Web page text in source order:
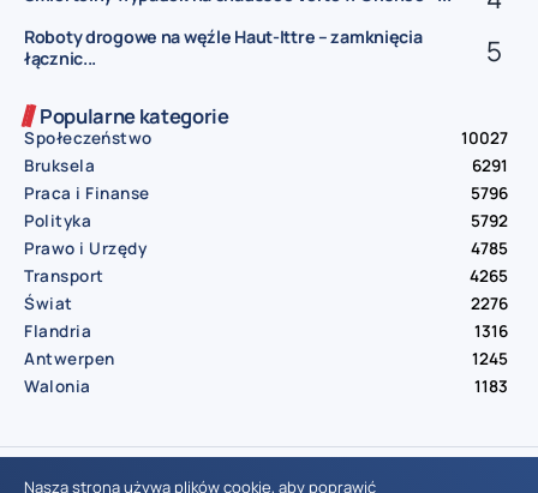
Roboty drogowe na węźle Haut-Ittre – zamknięcia
łącznic...
Popularne kategorie
Społeczeństwo
10027
Bruksela
6291
Praca i Finanse
5796
Polityka
5792
Prawo i Urzędy
4785
Transport
4265
Świat
2276
Flandria
1316
Antwerpen
1245
Walonia
1183
© Aktualnosci.be – All Right Reserved 2016-2026
Nasza strona używa plików cookie, aby poprawić